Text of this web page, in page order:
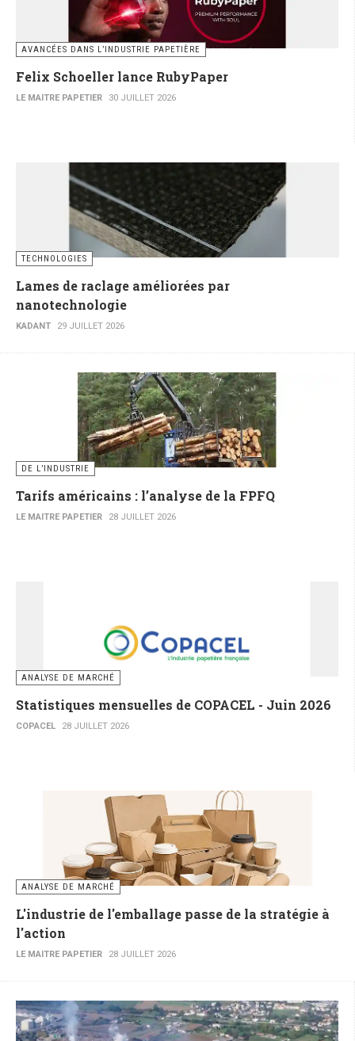
AVANCÉES DANS L’INDUSTRIE PAPETIÈRE
Felix Schoeller lance RubyPaper
LE MAITRE PAPETIER 30 JUILLET 2026
TECHNOLOGIES
Lames de raclage améliorées par
nanotechnologie
KADANT 29 JUILLET 2026
DE L’INDUSTRIE
Tarifs américains : l’analyse de la FPFQ
LE MAITRE PAPETIER 28 JUILLET 2026
ANALYSE DE MARCHÉ
Statistiques mensuelles de COPACEL - Juin 2026
COPACEL 28 JUILLET 2026
ANALYSE DE MARCHÉ
L'industrie de l'emballage passe de la stratégie à
l'action
LE MAITRE PAPETIER 28 JUILLET 2026